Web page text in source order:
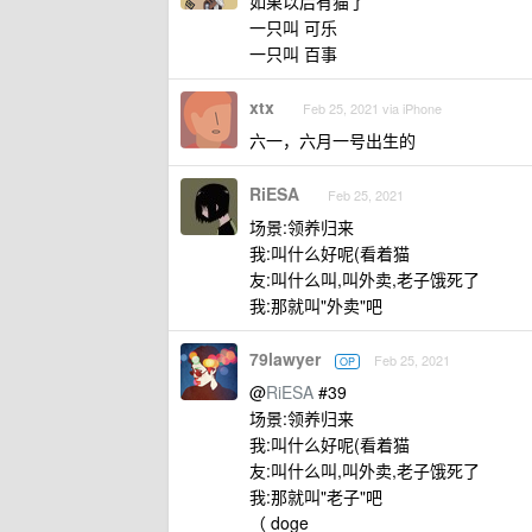
一只叫 可乐
一只叫 百事
xtx Feb 25, 2021 via iPhone
六一，六月一号出生的
RiESA Feb 25, 2021
场景:领养归来
我:叫什么好呢(看着猫
友:叫什么叫,叫外卖,老子饿死了
我:那就叫"外卖"吧
79lawyer OP Feb 25, 2021
@RiESA #39
场景:领养归来
我:叫什么好呢(看着猫
友:叫什么叫,叫外卖,老子饿死了
我:那就叫"老子"吧
（ doge